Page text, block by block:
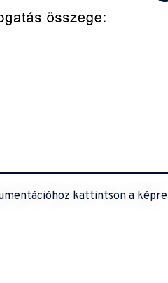
kattintson a képre